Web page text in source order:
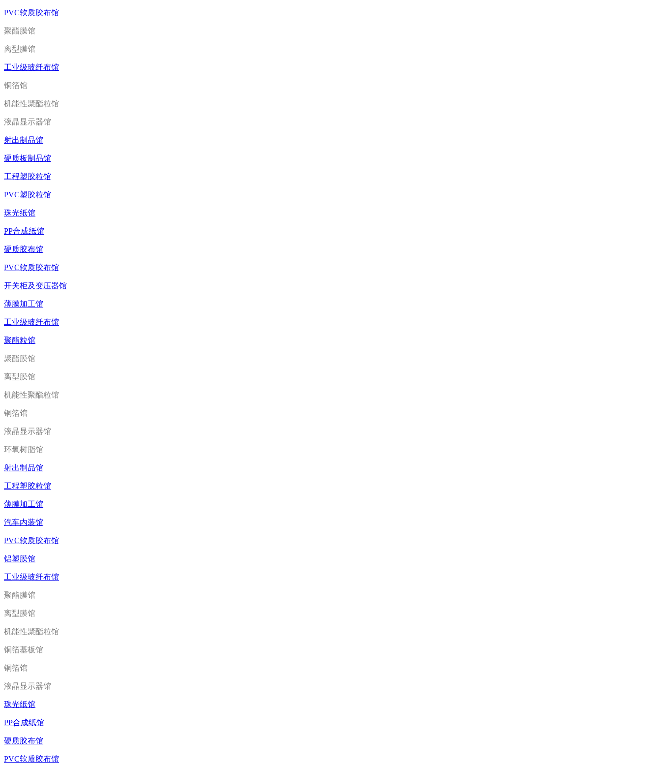
PVC软质胶布馆
聚酯膜馆
离型膜馆
工业级玻纤布馆
铜箔馆
机能性聚酯粒馆
液晶显示器馆
射出制品馆
硬质板制品馆
工程塑胶粒馆
PVC塑胶粒馆
珠光纸馆
PP合成纸馆
硬质胶布馆
PVC软质胶布馆
开关柜及变压器馆
薄膜加工馆
工业级玻纤布馆
聚酯粒馆
聚酯膜馆
离型膜馆
机能性聚酯粒馆
铜箔馆
液晶显示器馆
环氧树脂馆
射出制品馆
工程塑胶粒馆
薄膜加工馆
汽车内装馆
PVC软质胶布馆
铝塑膜馆
工业级玻纤布馆
聚酯膜馆
离型膜馆
机能性聚酯粒馆
铜箔基板馆
铜箔馆
液晶显示器馆
珠光纸馆
PP合成纸馆
硬质胶布馆
PVC软质胶布馆